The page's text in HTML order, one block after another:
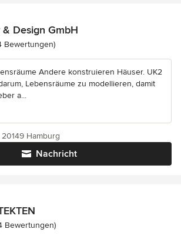
Design GmbH
4.8 von 5 Sternen
Bewertungen)
Andere konstruieren Häuser. UK2
Lebensräume zu modellieren, damit
a...
Nachricht
Hamburg
5 von 5 Sternen
Bewertungen)